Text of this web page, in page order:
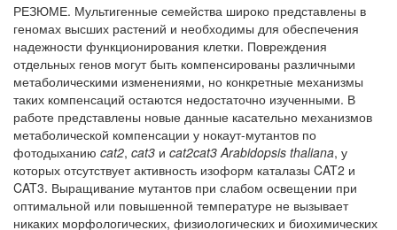
РЕЗЮМЕ. Мультигенные семейства широко представлены в
геномах высших растений и необходимы для обеспечения
надежности функционирования клетки. Повреждения
отдельных генов могут быть компенсированы различными
метаболическими изменениями, но конкретные механизмы
таких компенсаций остаются недостаточно изученными. В
работе представлены новые данные касательно механизмов
метаболической компенсации у нокаут-мутантов по
фотодыханию cat2, cat3 и cat2cat3 Arabidopsis thaliana, у
которых отсутствует активность изоформ каталазы CAT2 и
CAT3. Выращивание мутантов при слабом освещении при
оптимальной или повышенной температуре не вызывает
никаких морфологических, физиологических и биохимических